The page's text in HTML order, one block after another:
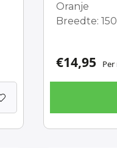
Oranje
Breedte: 150
€14,95